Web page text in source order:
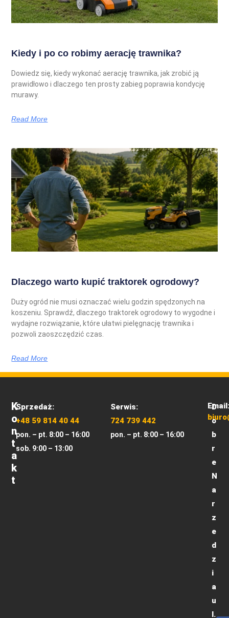
Kiedy i po co robimy aerację trawnika?
Dowiedz się, kiedy wykonać aerację trawnika, jak zrobić ją
prawidłowo i dlaczego ten prosty zabieg poprawia kondycję
murawy.
Read More
Dlaczego warto kupić traktorek ogrodowy?
Duży ogród nie musi oznaczać wielu godzin spędzonych na
koszeniu. Sprawdź, dlaczego traktorek ogrodowy to wygodne i
wydajne rozwiązanie, które ułatwi pielęgnację trawnika i
pozwoli zaoszczędzić czas.
Read More
K
O
N
T
A
K
T
Sprzedaż:
+48 59 814 40 44
pon. – pt. 8:00 – 16:00
sob. 9:00 – 13:00
Serwis:
724 739 442
pon. – pt. 8:00 – 16:00
Email:
D
o
b
r
e
N
a
r
z
e
d
z
i
a
u
l.